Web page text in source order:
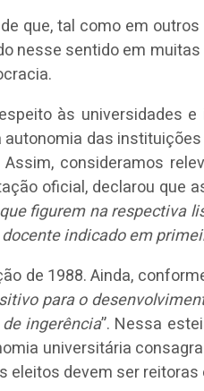
que, tal como em
nesse sentido em
às
das
consideramos
oficial, declarou
figurem na respectiva
indicado em
de 1988. Ainda,
para o
ingerência”. Nessa
universitária
eleitos devem ser